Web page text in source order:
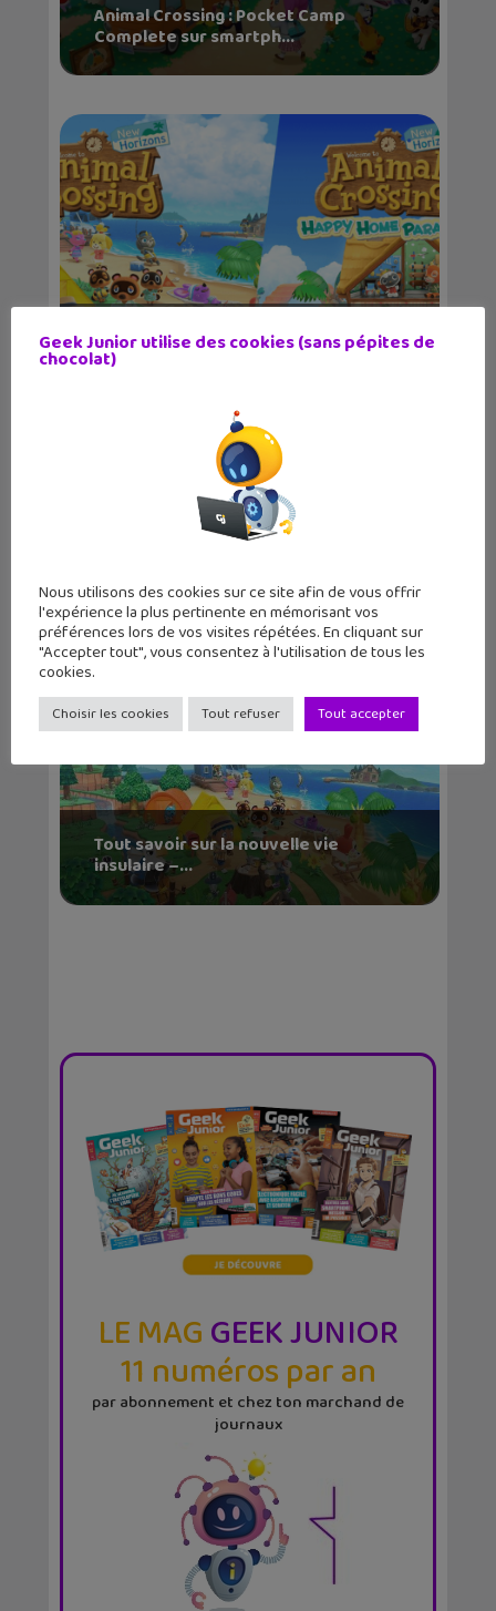
Animal Crossing : Pocket Camp
Complete sur smartph...
Cette nouvelle a déçu les fans
d’Animal Crossing N...
À quoi servent les cours d’aérobic ?
Guide de la g...
Tout savoir sur la nouvelle vie
insulaire –...
LE MAGGEEK JUNIOR
11 numéros par an
par abonnement et chez ton marchand de
journaux
Geek Junior utilise des cookies (sans pépites de
chocolat)
Nous utilisons des cookies sur ce site afin de vous offrir
l'expérience la plus pertinente en mémorisant vos
préférences lors de vos visites répétées. En cliquant sur
"Accepter tout", vous consentez à l'utilisation de tous les
cookies.
Choisir les cookies Tout refuser Tout accepter